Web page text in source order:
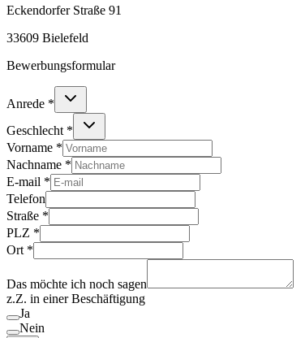
Eckendorfer Straße 91
33609 Bielefeld
Bewerbungsformular
Anrede *
Geschlecht *
Vorname *
Nachname *
E-mail *
Telefon
Straße *
PLZ *
Ort *
Das möchte ich noch sagen
z.Z. in einer Beschäftigung
Ja
Nein